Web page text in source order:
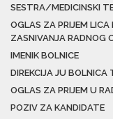
SESTRA/MEDICINSKI
OGLAS ZA PRIJEM
ZASNIVANJA RADNOG
IMENIK BOLNICE
DIREKCIJA JU BOLNICA
OGLAS ZA PRIJEM U
POZIV ZA KANDIDATE